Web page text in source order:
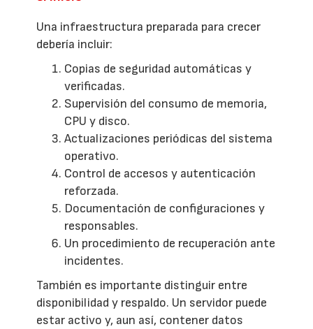
Una infraestructura preparada para crecer
debería incluir:
Copias de seguridad automáticas y
verificadas.
Supervisión del consumo de memoria,
CPU y disco.
Actualizaciones periódicas del sistema
operativo.
Control de accesos y autenticación
reforzada.
Documentación de configuraciones y
responsables.
Un procedimiento de recuperación ante
incidentes.
También es importante distinguir entre
disponibilidad y respaldo. Un servidor puede
estar activo y, aun así, contener datos